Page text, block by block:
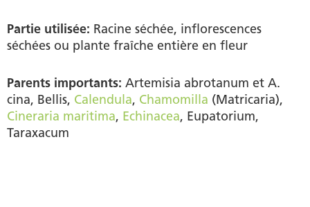
Partie utilisée: Racine séchée, inflorescences
séchées ou plante fraîche entière en fleur
Parents importants: Artemisia abrotanum et A.
cina, Bellis, Calendula, Chamomilla (Matricaria),
Cineraria maritima, Echinacea, Eupatorium,
Taraxacum